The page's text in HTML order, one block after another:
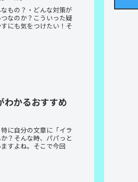
もの？・どんな対策が
なのか？こういった疑
にも気をつけたい！そ
わかるおすすめ
に自分の文章に「イラ
？そんな時、パパっと
すよね。そこで今回